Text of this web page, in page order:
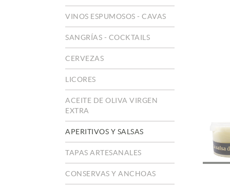
VINOS ESPUMOSOS - CAVAS
SANGRÍAS - COCKTAILS
CERVEZAS
LICORES
ACEITE DE OLIVA VIRGEN
EXTRA
APERITIVOS Y SALSAS
TAPAS ARTESANALES
CONSERVAS Y ANCHOAS